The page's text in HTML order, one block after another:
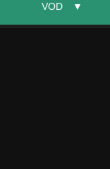
VOD ▼